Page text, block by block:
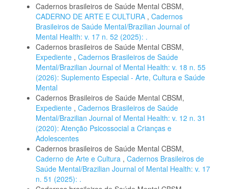
Cadernos brasileiros de Saúde Mental CBSM,
CADERNO DE ARTE E CULTURA , Cadernos
Brasileiros de Saúde Mental/Brazilian Journal of
Mental Health: v. 17 n. 52 (2025): .
Cadernos brasileiros de Saúde Mental CBSM,
Expediente , Cadernos Brasileiros de Saúde
Mental/Brazilian Journal of Mental Health: v. 18 n. 55
(2026): Suplemento Especial - Arte, Cultura e Saúde
Mental
Cadernos Brasileiros de Saúde Mental CBSM,
Expediente , Cadernos Brasileiros de Saúde
Mental/Brazilian Journal of Mental Health: v. 12 n. 31
(2020): Atenção Psicossocial a Crianças e
Adolescentes
Cadernos brasileiros de Saúde Mental CBSM,
Caderno de Arte e Cultura , Cadernos Brasileiros de
Saúde Mental/Brazilian Journal of Mental Health: v. 17
n. 51 (2025): .